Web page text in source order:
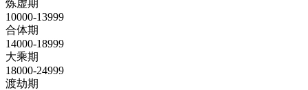
炼虚期
10000-13999
合体期
14000-18999
大乘期
18000-24999
渡劫期